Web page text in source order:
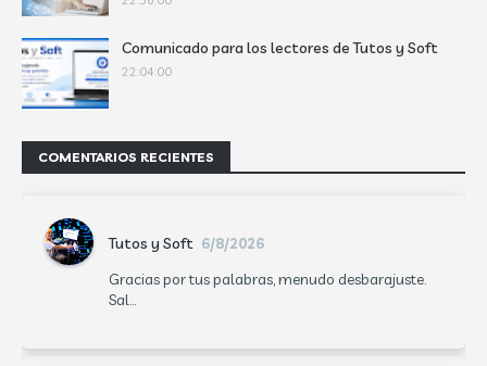
Comunicado para los lectores de Tutos y Soft
22:04:00
COMENTARIOS RECIENTES
Tutos y Soft 6/8/2026
Gracias por tus palabras, menudo desbarajuste.
Sal...